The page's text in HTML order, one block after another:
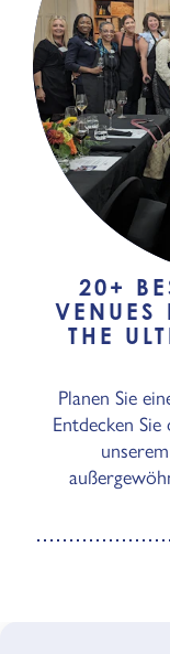
20+
THE
Planen Sie
Entdecken